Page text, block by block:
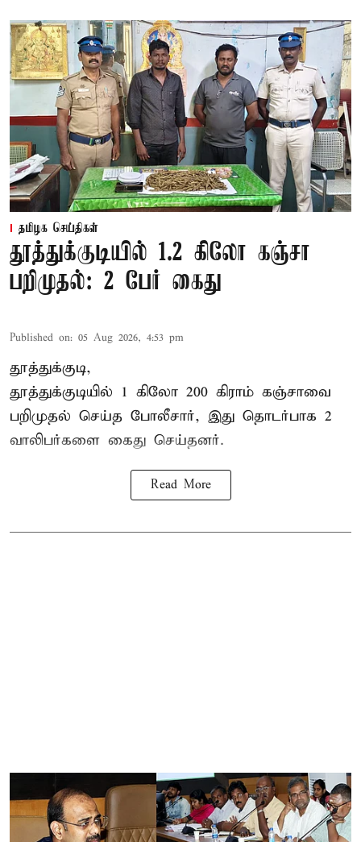
தமிழக செய்திகள்
தூத்துக்குடியில் 1.2 கிலோ கஞ்சா
பறிமுதல்: 2 பேர் கைது
Published on: 05 Aug 2026, 4:53 pm
தூத்துக்குடி,
தூத்துக்குடியில் 1 கிலோ 200 கிராம் கஞ்சாவை
பறிமுதல் செய்த போலீசார், இது தொடர்பாக 2
வாலிபர்களை கைது செய்தனர்.
Read More